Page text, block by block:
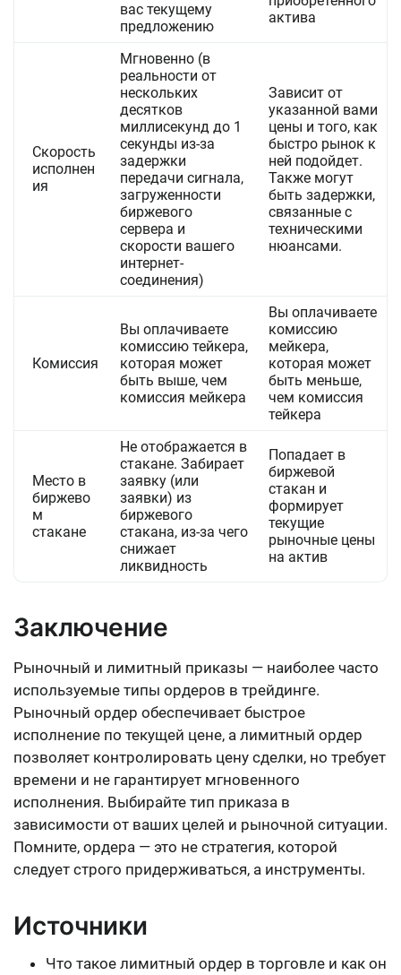
вас текущему
предложению
актива
Скорость
исполнен
ия
Мгновенно (в
реальности от
нескольких
десятков
миллисекунд до 1
секунды из-за
задержки
передачи сигнала,
загруженности
биржевого
сервера и
скорости вашего
интернет-
соединения)
Зависит от
указанной вами
цены и того, как
быстро рынок к
ней подойдет.
Также могут
быть задержки,
связанные с
техническими
нюансами.
Комиссия
Вы оплачиваете
комиссию тейкера,
которая может
быть выше, чем
комиссия мейкера
Вы оплачиваете
комиссию
мейкера,
которая может
быть меньше,
чем комиссия
тейкера
Место в
биржево
м
стакане
Не отображается в
стакане. Забирает
заявку (или
заявки) из
биржевого
стакана, из-за чего
снижает
ликвидность
Попадает в
биржевой
стакан и
формирует
текущие
рыночные цены
на актив
Заключение
Рыночный и лимитный приказы — наиболее часто
используемые типы ордеров в трейдинге.
Рыночный ордер обеспечивает быстрое
исполнение по текущей цене, а лимитный ордер
позволяет контролировать цену сделки, но требует
времени и не гарантирует мгновенного
исполнения. Выбирайте тип приказа в
зависимости от ваших целей и рыночной ситуации.
Помните, ордера — это не стратегия, которой
следует строго придерживаться, а инструменты.
Источники
Что такое лимитный ордер в торговле и как он